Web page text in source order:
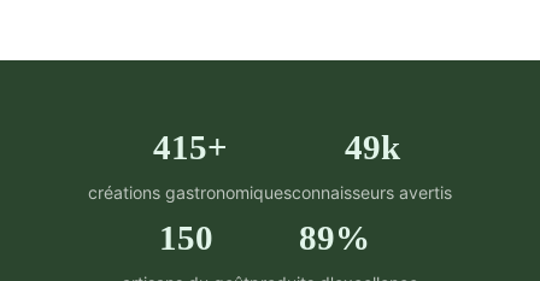
415+
créations gastronomiques
49k
connaisseurs avertis
150 89%